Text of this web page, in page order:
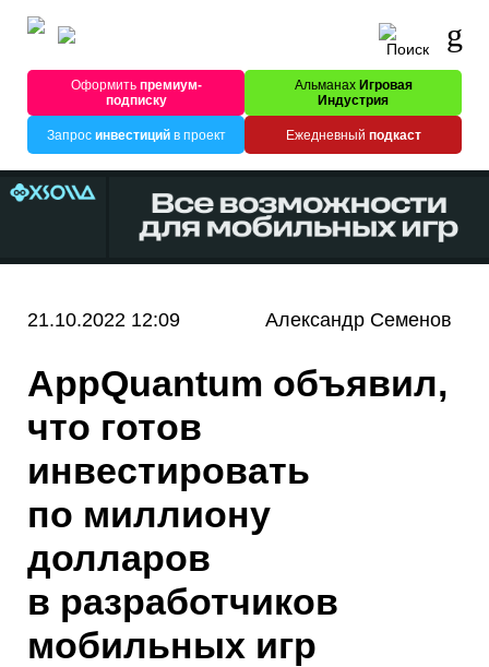
Оформитьпремиум-
подписку
Альманах Игровая
Индустрия
Запрос инвестицийв проект Ежедневный подкаст
21.10.2022 12:09 Александр Семенов
AppQuantum объявил,
что готов
инвестировать
по миллиону
долларов
в разработчиков
мобильных игр